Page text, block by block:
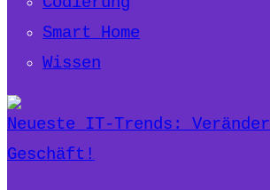
Smart Home
Wissen
Neueste IT-Trends:
Geschäft!